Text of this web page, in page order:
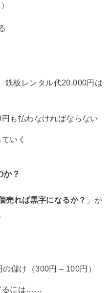
鉄板レンタル代20,000円は
も払わなければならない
いく
？
売れば黒字になるか？ 」が
儲け（300円 – 100円）
るには……